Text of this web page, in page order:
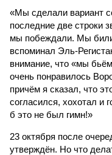
«Мы сделали вариант
последние две строки
мы побеждали. Мы
вспоминал Эль-
внимание, что «мы
очень понравилось
причём я сказал, что
согласился, хохотал и
б это не был гимн!»
23 октября после
утверждён. Но что